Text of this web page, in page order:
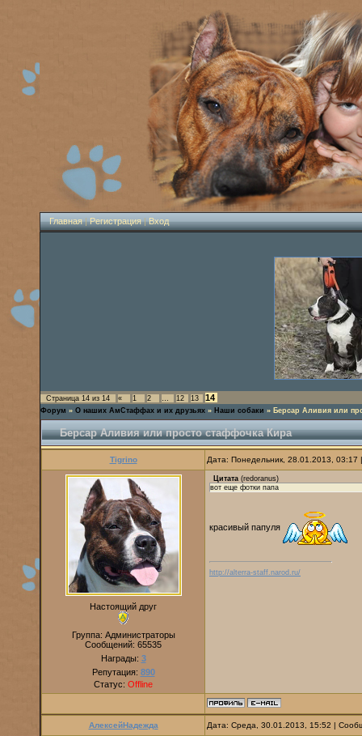
Главная|Регистрация|Вход
Страница 14 из 14 « 1 2 … 12 13 14
Форум » О наших АмСтаффах и их друзьях » Наши собаки » Берсар Аливия или
Берсар Аливия или просто стаффочка Кира
Tigrino Дата: Понедельник, 28.01.2013,
Настоящий друг
Группа: Администраторы
Сообщений: 65535
Награды: 3
Репутация: 890
Статус: Offline
Цитата (redoranus)
вот еще фотки папа
красивый папуля
http://alterra-staff.narod.ru/
АлексейНадежда Дата: Среда, 30.01.2013, 15:52 |